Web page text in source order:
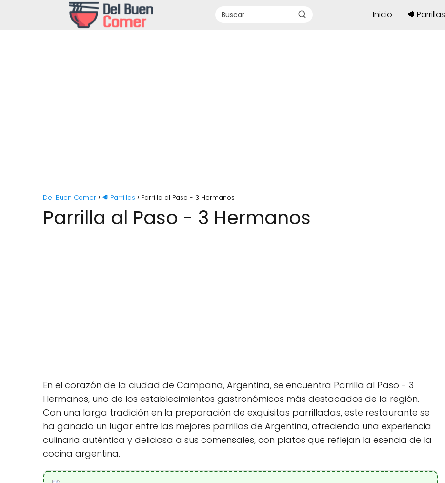
Inicio 🥩 Parrillas
Del Buen Comer 🥩 Parrillas Parrilla al Paso - 3 Hermanos
Parrilla al Paso - 3 Hermanos
En el corazón de la ciudad de Campana, Argentina, se encuentra Parrilla al Paso - 3
Hermanos, uno de los establecimientos gastronómicos más destacados de la región.
Con una larga tradición en la preparación de exquisitas parrilladas, este restaurante se
ha ganado un lugar entre las mejores parrillas de Argentina, ofreciendo una experiencia
culinaria auténtica y deliciosa a sus comensales, con platos que reflejan la esencia de la
cocina argentina.